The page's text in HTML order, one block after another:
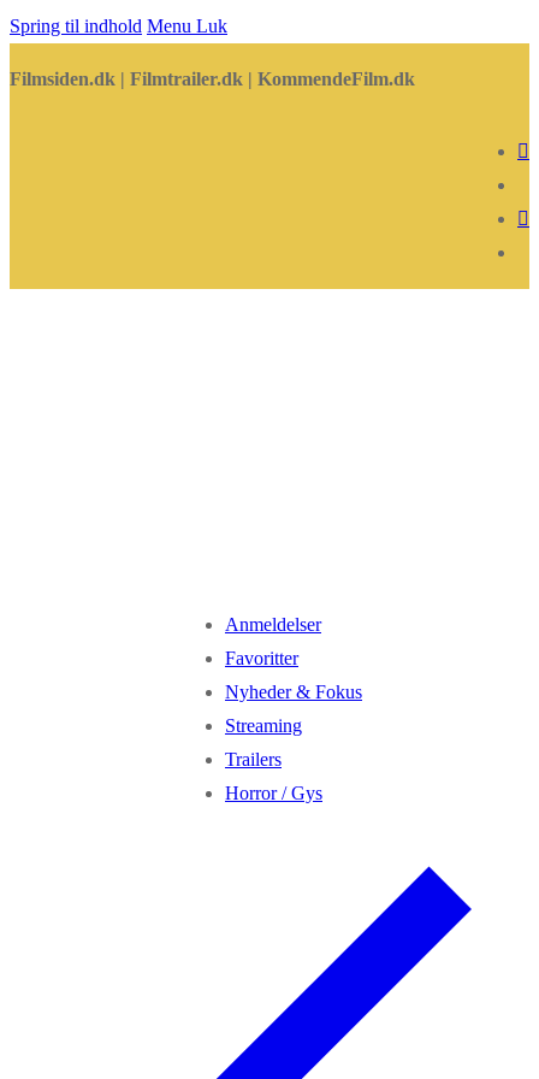
Spring til indhold Menu Luk
Filmsiden.dk | Filmtrailer.dk | KommendeFilm.dk
Anmeldelser
Favoritter
Nyheder & Fokus
Streaming
Trailers
Horror / Gys